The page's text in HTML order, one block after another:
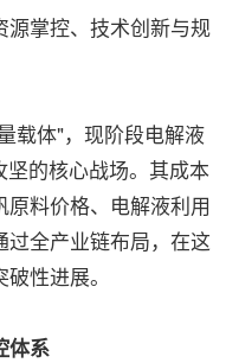
掌控、技术创新与规
体"，现阶段电解液
的核心战场。其成本
料价格、电解液利用
全产业链布局，在这
性进展。
体系